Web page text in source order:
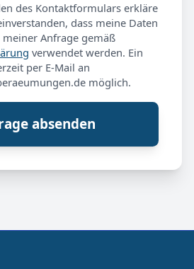
des Kontaktformulars erkläre
dass meine Daten
Anfrage gemäß
verwendet werden. Ein
per E-Mail an
möglich.
absenden